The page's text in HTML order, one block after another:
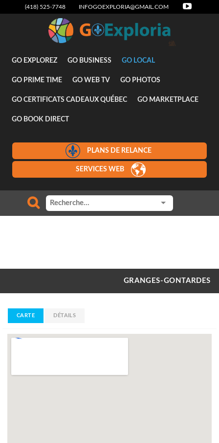
(418) 525-7748 INFOGOEXPLORIA@GMAIL.COM
GO EXPLOREZ GO BUSINESS GO LOCAL
GO PRIME TIME GO WEB TV GO PHOTOS
GO CERTIFICATS CADEAUX QUÉBEC GO MARKETPLACE
GO BOOK DIRECT
PLANS DE RELANCE
SERVICES WEB
GRANGES-GONTARDES
CARTE DÉTAILS